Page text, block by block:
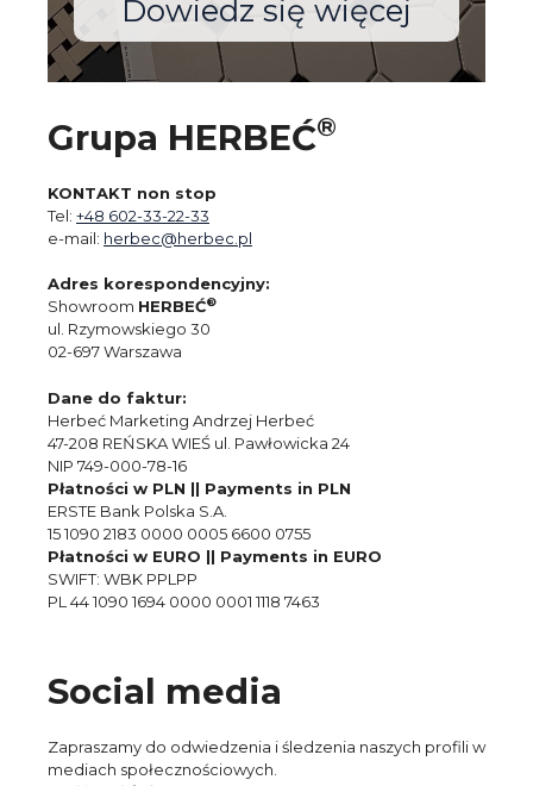
Dowiedz się więcej
Grupa HERBEĆ®
KONTAKT non stop
Tel: +48 602-33-22-33
e-mail: herbec@herbec.pl
Adres korespondencyjny:
Showroom HERBEĆ®
ul. Rzymowskiego 30
02-697 Warszawa
Dane do faktur:
Herbeć Marketing Andrzej Herbeć
47-208 REŃSKA WIEŚ ul. Pawłowicka 24
NIP 749-000-78-16
Płatności w PLN || Payments in PLN
ERSTE Bank Polska S.A.
15 1090 2183 0000 0005 6600 0755
Płatności w EURO || Payments in EURO
SWIFT: WBK PPLPP
PL 44 1090 1694 0000 0001 1118 7463
Social media
Zapraszamy do odwiedzenia i śledzenia naszych profili w
mediach społecznościowych.